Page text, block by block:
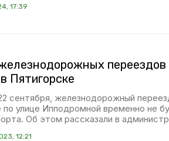
17:39
переездов
Пятигорске
сентября, железнодорожный
по улице Ипподромной временно не
Об этом рассказали в
12:21